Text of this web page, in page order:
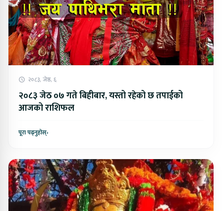
२०८३, जेष्ठ, ६
२०८३ जेठ ०७ गते बिहीबार, यस्तो रहेको छ तपाईको
आजको राशिफल
पूरा पढ्नुहोस्›